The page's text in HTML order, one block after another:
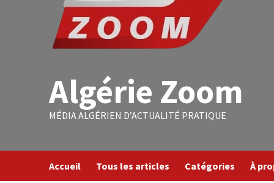
Algérie Zoom
MÉDIA ALGÉRIEN D’ACTUALITÉ PRATIQUE
Accueil Tous les articles Catégories À